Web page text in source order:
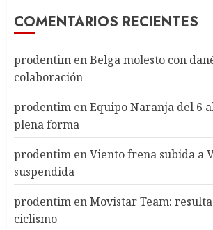
COMENTARIOS RECIENTES
prodentim enBelga molesto con
colaboración
prodentim enEquipo Naranja del 6
plena forma
prodentim enViento frena subida a
suspendida
prodentim enMovistar Team:
ciclismo